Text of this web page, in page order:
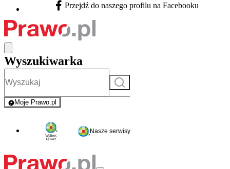
Facebook - otwiera się w nowej karcie
Przejdź do naszego profilu na Facebooku
Wyszukiwarka
Szukaj
Moje Prawo.pl
- rejestracja i logowanie do serwisu
Nasze serwisy